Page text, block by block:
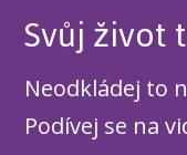
Svůj život
Neodkládej to
Podívej se na